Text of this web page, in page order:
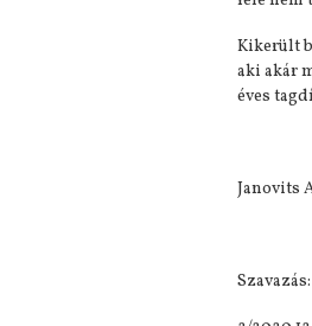
Kikerült
aki akár
éves
Janovits